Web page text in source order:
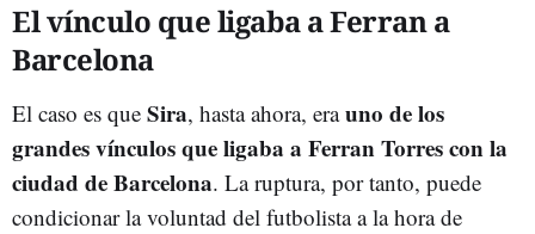
El vínculo que ligaba a Ferran a
Barcelona
El caso es que Sira, hasta ahora, erauno de los
grandes vínculos que ligaba a Ferran Torres con la
ciudad de Barcelona. La ruptura, por tanto, puede
condicionar la voluntad del futbolista a la hora de